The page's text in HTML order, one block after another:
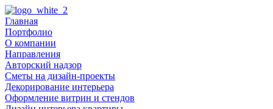
Главная
Портфолио
О компании
Направления
Авторский надзор
Сметы на дизайн-проекты
Декорирование интерьера
Оформление витрин и стендов